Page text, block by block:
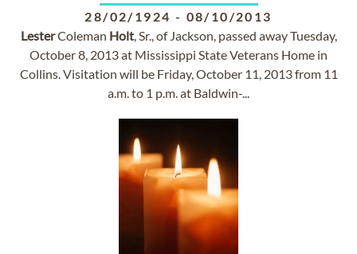
28/02/1924 - 08/10/2013
LesterColeman Holt, Sr., of Jackson, passed away Tuesday,
October 8, 2013 at Mississippi State Veterans Home in
Collins. Visitation will be Friday, October 11, 2013 from 11
a.m. to 1 p.m. at Baldwin-...